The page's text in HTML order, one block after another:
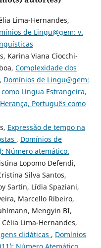
Lima-Hernandes,
de Lingu@gem: v.
Karina Viana Ciocchi-
Complexidade dos
, Domínios de Lingu@gem:
Língua Estrangeira,
Português como
Expressão de tempo na
, Domínios de
Número atemático.
Lopomo Defendi,
Silva Santos,
Sartin, Lídia Spaziani,
Marcello Ribeiro,
Mengyin BI,
Lima-Hernandes,
didáticas , Domínios